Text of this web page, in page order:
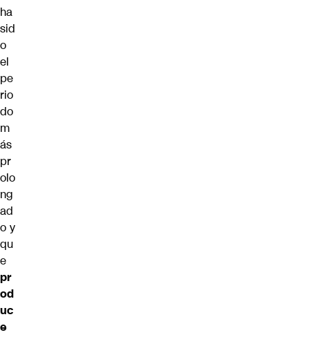
ha
sid
o
el
pe
rio
do
m
ás
pr
olo
ng
ad
o y
qu
e
pr
od
uc
e